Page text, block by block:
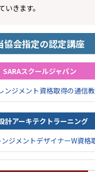
いきます。
協会指定の認定講座
SARAスクールジャパン
ンジメント資格取得の通信
計アーキテクトラーニング
ジメントデザイナーW資格